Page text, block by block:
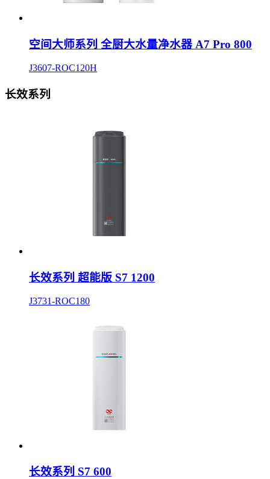
空间大师系列 全厨大水量净水器 A7 Pro 800
J3607-ROC120H
长效系列
长效系列 超能版 S7 1200
J3731-ROC180
长效系列 S7 600